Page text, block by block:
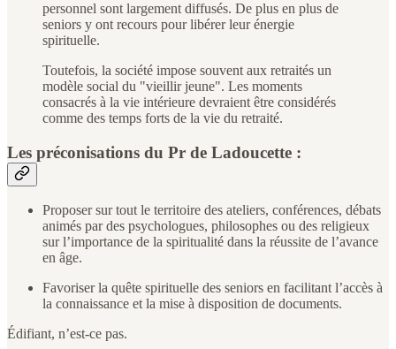
personnel sont largement diffusés. De plus en plus de
seniors y ont recours pour libérer leur énergie
spirituelle.
Toutefois, la société impose souvent aux retraités un
modèle social du "vieillir jeune". Les moments
consacrés à la vie intérieure devraient être considérés
comme des temps forts de la vie du retraité.
Les préconisations du Pr de Ladoucette :
Proposer sur tout le territoire des ateliers, conférences, débats
animés par des psychologues, philosophes ou des religieux
sur l’importance de la spiritualité dans la réussite de l’avance
en âge.
Favoriser la quête spirituelle des seniors en facilitant l’accès à
la connaissance et la mise à disposition de documents.
Édifiant, n’est-ce pas.